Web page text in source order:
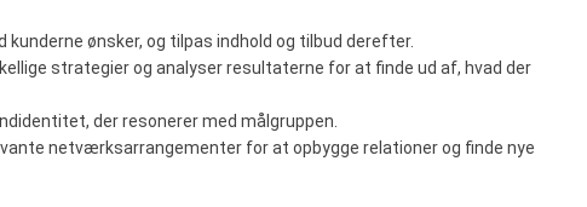
kunderne ønsker, og tilpas indhold og tilbud derefter.
strategier og analyser resultaterne for at finde ud af, hvad der
der resonerer med målgruppen.
netværksarrangementer for at opbygge relationer og finde nye